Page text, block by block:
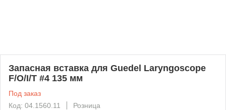
Запасная вставка для Guedel Laryngoscope
F/O/I/T #4 135 мм
Под заказ
Код: 04.1560.11
Розница